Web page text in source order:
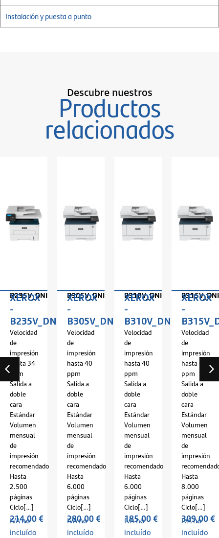
Instalación y puesta a punto
Descubre nuestros
Productos
relacionados
B235V_DNI
XEROX
-
B235V_DNI
Velocidad
de
impresión
hasta 34
ppm
Salida a
doble
cara
Estándar
Volumen
mensual
de
impresión
recomendado
Hasta
2.500
páginas
Ciclo[…]
214,00€
IVA no
incluído
B305V_DNI
XEROX
-
B305V_DNI
Velocidad
de
impresión
hasta 40
ppm
Salida a
doble
cara
Estándar
Volumen
mensual
de
impresión
recomendado
Hasta
6.000
páginas
Ciclo[…]
280,00€
IVA no
incluído
B310V_DNI
XEROX
-
B310V_DNI
Velocidad
de
impresión
hasta 40
ppm
Salida a
doble
cara
Estándar
Volumen
mensual
de
impresión
recomendado
Hasta
6.000
páginas
Ciclo[…]
185,00€
IVA no
incluído
B315V_DNI
XEROX
-
Velocidad
de
impresión
hasta 40
ppm
Salida a
doble
cara
Estándar
Volumen
mensual
de
impresión
Hasta
8.000
páginas
Ciclo[…]
309,00€
IVA no
incluído